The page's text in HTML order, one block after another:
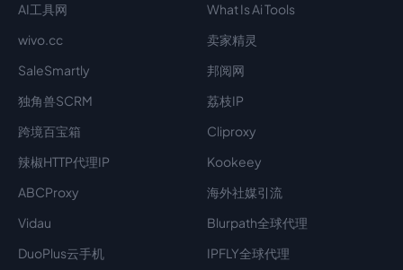
AI工具网
What Is Ai Tools
wivo.cc
卖家精灵
SaleSmartly
邦阅网
独角兽SCRM
荔枝IP
跨境百宝箱
Cliproxy
辣椒HTTP代理IP
Kookeey
ABCProxy
海外社媒引流
Vidau
Blurpath全球代理
DuoPlus云手机
IPFLY全球代理